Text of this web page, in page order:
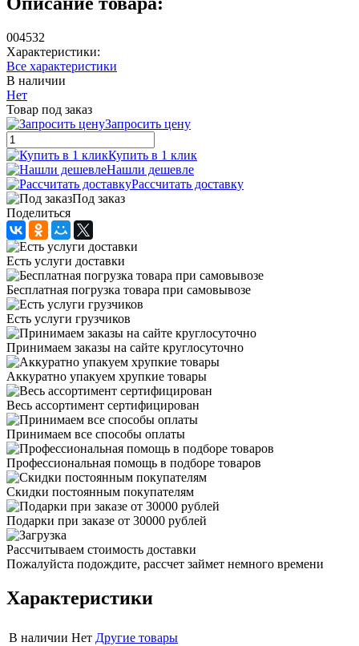
004532
Характеристики:
Все характеристики
В наличии
Нет
Товар под заказ
Запросить цену
Купить в 1 клик
Нашли дешевле
Рассчитать доставку
Под заказ
Поделиться
Есть услуги доставки
Бесплатная погрузка товара при самовывозе
Есть услуги грузчиков
Принимаем заказы на сайте круглосуточно
Аккуратно упакуем хрупкие товары
Весь ассортимент сертифицирован
Принимаем все способы оплаты
Профессиональная помощь в подборе товаров
Скидки постоянным покупателям
Подарки при заказе от 30000 рублей
Рассчитываем стоимость доставки
Пожалуйста подождите, рассчет займет немного времени
Характеристики
В наличии Нет Другие товары